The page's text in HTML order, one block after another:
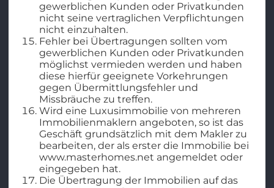
gewerblichen Kunden oder Privatkunden
nicht seine vertraglichen Verpflichtungen
nicht einzuhalten.
Fehler bei Übertragungen sollten vom
gewerblichen Kunden oder Privatkunden
möglichst vermieden werden und haben
diese hierfür geeignete Vorkehrungen
gegen Übermittlungsfehler und
Missbräuche zu treffen.
Wird eine Luxusimmobilie von mehreren
Immobilienmaklern angeboten, so ist das
Geschäft grundsätzlich mit dem Makler zu
bearbeiten, der als erster die Immobilie bei
www.masterhomes.net angemeldet oder
eingegeben hat.
Die Übertragung der Immobilien auf das